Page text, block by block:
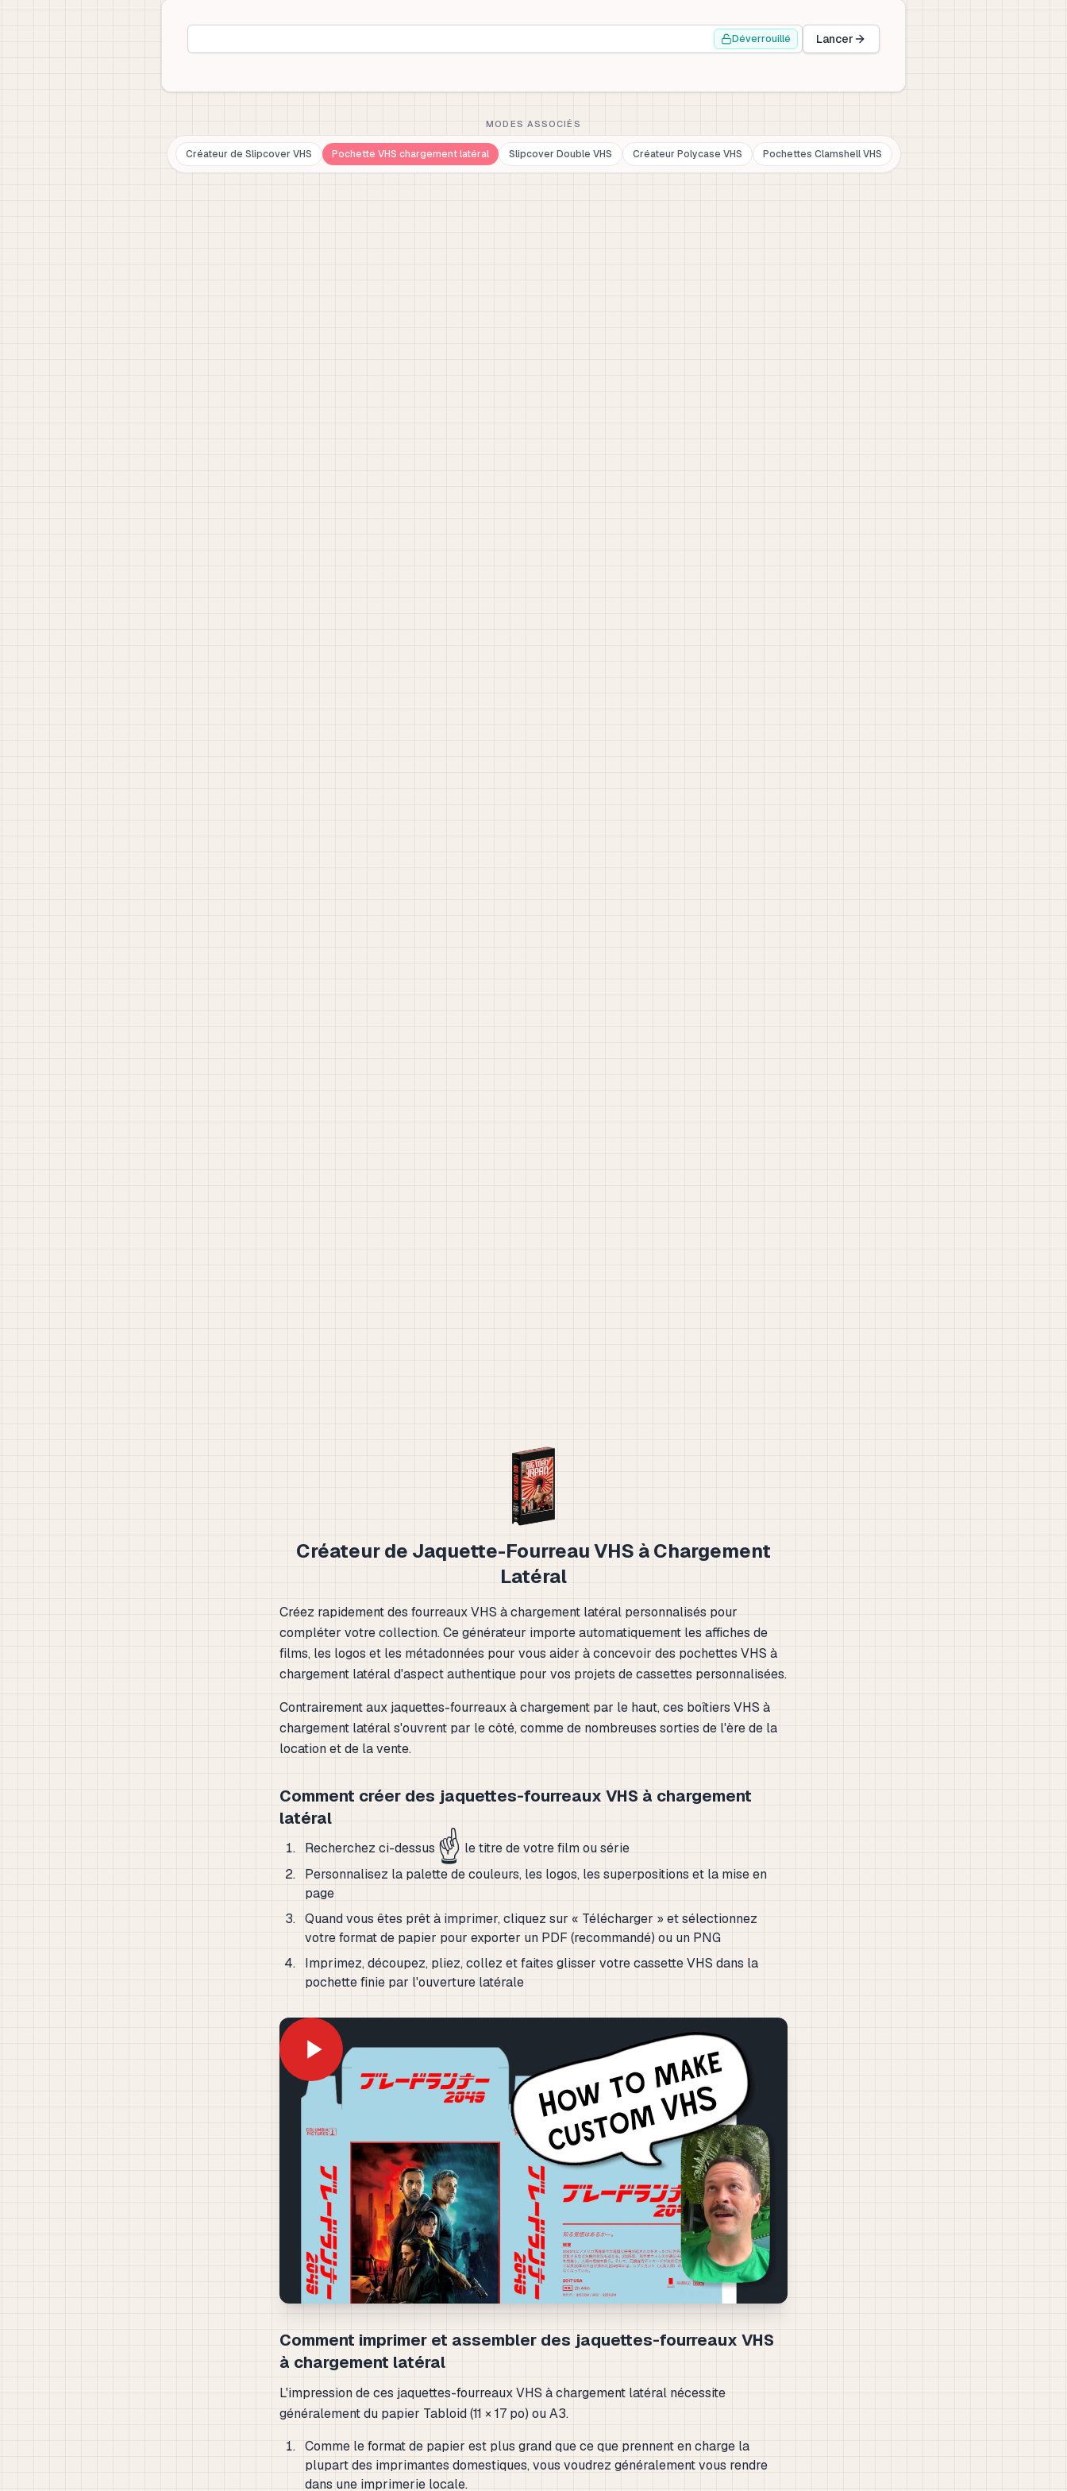
Déverrouillé Lancer
MODES ASSOCIÉS
Créateur de Slipcover VHS Pochette VHS chargement latéral Slipcover Double VHS Créateur Polycase VHS Pochettes Clamshell VHS
Créateur de Jaquette-Fourreau VHS à Chargement
Latéral
Créez rapidement des fourreaux VHS à chargement latéral personnalisés pour
compléter votre collection. Ce générateur importe automatiquement les affiches de
films, les logos et les métadonnées pour vous aider à concevoir des pochettes VHS à
chargement latéral d'aspect authentique pour vos projets de cassettes personnalisées.
Contrairement aux jaquettes-fourreaux à chargement par le haut, ces boîtiers VHS à
chargement latéral s'ouvrent par le côté, comme de nombreuses sorties de l'ère de la
location et de la vente.
Comment créer des jaquettes-fourreaux VHS à chargement
latéral
Recherchez ci-dessus ☝️ le titre de votre film ou série
Personnalisez la palette de couleurs, les logos, les superpositions et la mise en
page
Quand vous êtes prêt à imprimer, cliquez sur « Télécharger » et sélectionnez
votre format de papier pour exporter un PDF (recommandé) ou un PNG
Imprimez, découpez, pliez, collez et faites glisser votre cassette VHS dans la
pochette finie par l'ouverture latérale
Comment imprimer et assembler des jaquettes-fourreaux VHS
à chargement latéral
L'impression de ces jaquettes-fourreaux VHS à chargement latéral nécessite
généralement du papier Tabloid (11 × 17 po) ou A3.
Comme le format de papier est plus grand que ce que prennent en charge la
plupart des imprimantes domestiques, vous voudrez généralement vous rendre
dans une imprimerie locale.